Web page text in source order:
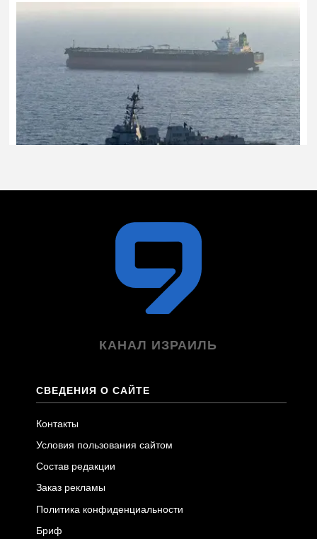
КАНАЛ ИЗРАИЛЬ
СВЕДЕНИЯ О САЙТЕ
Контакты
Условия пользования сайтом
Состав редакции
Заказ рекламы
Политика конфиденциальности
Бриф